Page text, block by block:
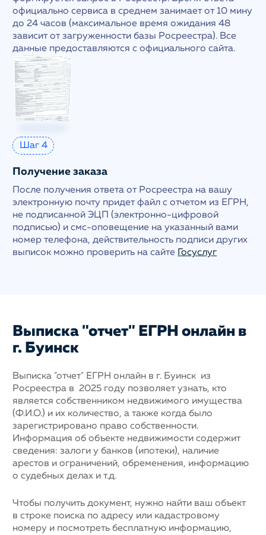
официально сервиса в среднем занимает от 10 мину
до 24 часов (максимальное время ожидания 48
зависит от загруженности базы Росреестра). Все
данные предоставляются с официального сайта.
Шаг 4
Получение заказа
После получения ответа от Росреестра на вашу
электронную почту придет файл с отчетом из ЕГРН,
не подписанной ЭЦП (электронно-цифровой
подписью) и смс-оповещение на указанный вами
номер телефона, действительность подписи других
выписок можно проверить на сайте
Госуслуг
Выписка "отчет" ЕГРН онлайн в
г. Буинск
Выписка "отчет" ЕГРН онлайн в г. Буинск из
Росреестра в 2025 году позволяет узнать, кто
является собственником недвижимого имущества
(Ф.И.О.) и их количество, а также когда было
зарегистрировано право собственности.
Информация об объекте недвижимости содержит
сведения: залоги у банков (ипотеки), наличие
арестов и ограничений, обременения, информацию
о судебных делах и т.д.
Чтобы получить документ, нужно найти ваш объект
в строке поиска по адресу или кадастровому
номеру и посмотреть бесплатную информацию,